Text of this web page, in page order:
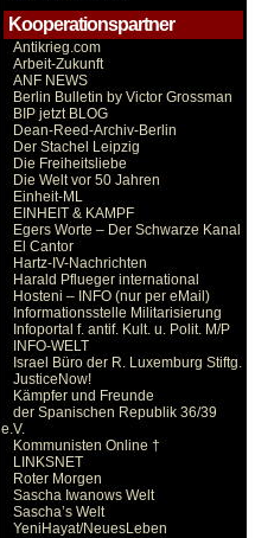
Kooperationspartner
Antikrieg.com
Arbeit-Zukunft
ANF NEWS
Berlin Bulletin by Victor Grossman
BIP jetzt BLOG
Dean-Reed-Archiv-Berlin
Der Stachel Leipzig
Die Freiheitsliebe
Die Welt vor 50 Jahren
Einheit-ML
EINHEIT & KAMPF
Egers Worte – Der Schwarze Kanal
El Cantor
Hartz-IV-Nachrichten
Harald Pflueger international
Hosteni – INFO (nur per eMail)
Informationsstelle Militarisierung
Infoportal f. antif. Kult. u. Polit. M/P
INFO-WELT
Israel Büro der R. Luxemburg Stiftg.
JusticeNow!
Kämpfer und Freunde
der Spanischen Republik 36/39
e.V.
Kommunisten Online †
LINKSNET
Roter Morgen
Sascha Iwanows Welt
Sascha’s Welt
YeniHayat/NeuesLeben